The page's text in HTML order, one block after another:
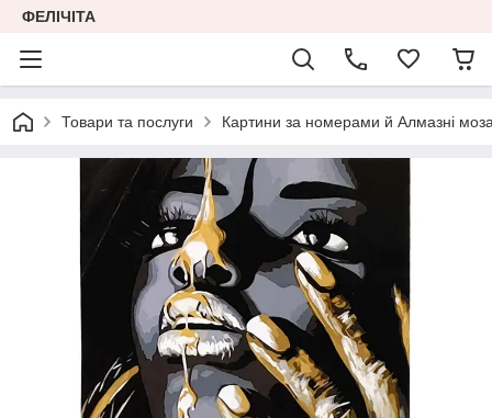
ФЕЛІЧІТА
Товари та послуги Картини за номерами й Алмазні